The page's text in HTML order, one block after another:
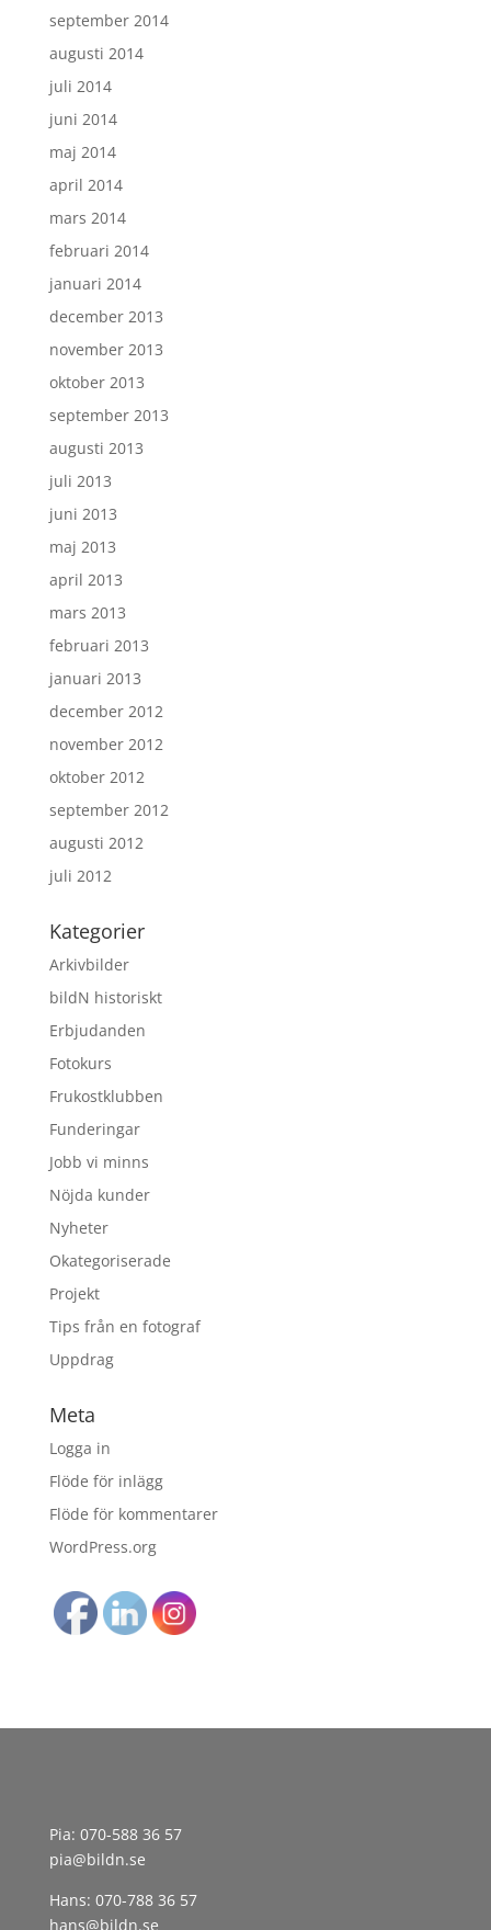
september 2014
augusti 2014
juli 2014
juni 2014
maj 2014
april 2014
mars 2014
februari 2014
januari 2014
december 2013
november 2013
oktober 2013
september 2013
augusti 2013
juli 2013
juni 2013
maj 2013
april 2013
mars 2013
februari 2013
januari 2013
december 2012
november 2012
oktober 2012
september 2012
augusti 2012
juli 2012
Kategorier
Arkivbilder
bildN historiskt
Erbjudanden
Fotokurs
Frukostklubben
Funderingar
Jobb vi minns
Nöjda kunder
Nyheter
Okategoriserade
Projekt
Tips från en fotograf
Uppdrag
Meta
Logga in
Flöde för inlägg
Flöde för kommentarer
WordPress.org
Pia: 070-588 36 57
pia@bildn.se
Hans: 070-788 36 57
hans@bildn.se